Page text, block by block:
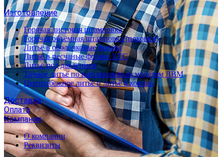
Изготовление
Горячая листовая штамповка
Горячая объёмная штамповка (поковки)
Литьё в оболочковые формы
Литьё в песчаные формы ХТС
Литьё под давлением
Точное литьё по выплавляемым моделям ЛВМ
Центробежное литьё и литьё в кокиль
Доставка
Оплата
Компания
О компании
Реквизиты